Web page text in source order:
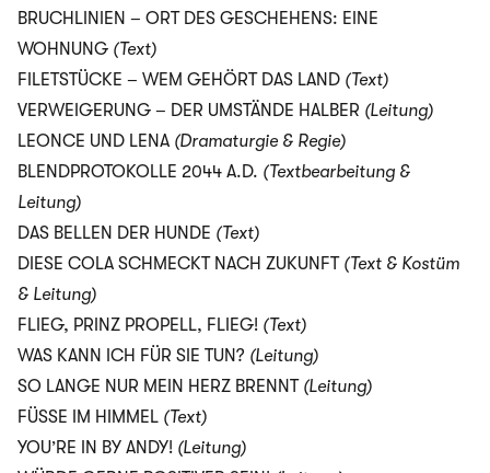
BRUCHLINIEN – ORT DES GESCHEHENS: EINE
WOHNUNG (Text)
FILETSTÜCKE – WEM GEHÖRT DAS LAND (Text)
VERWEIGERUNG – DER UMSTÄNDE HALBER (Leitung)
LEONCE UND LENA (Dramaturgie & Regie)
BLENDPROTOKOLLE 2044 A.D. (Textbearbeitung &
Leitung)
DAS BELLEN DER HUNDE (Text)
DIESE COLA SCHMECKT NACH ZUKUNFT (Text & Kostüm
& Leitung)
FLIEG, PRINZ PROPELL, FLIEG! (Text)
WAS KANN ICH FÜR SIE TUN? (Leitung)
SO LANGE NUR MEIN HERZ BRENNT (Leitung)
FÜSSE IM HIMMEL (Text)
YOU’RE IN BY ANDY! (Leitung)